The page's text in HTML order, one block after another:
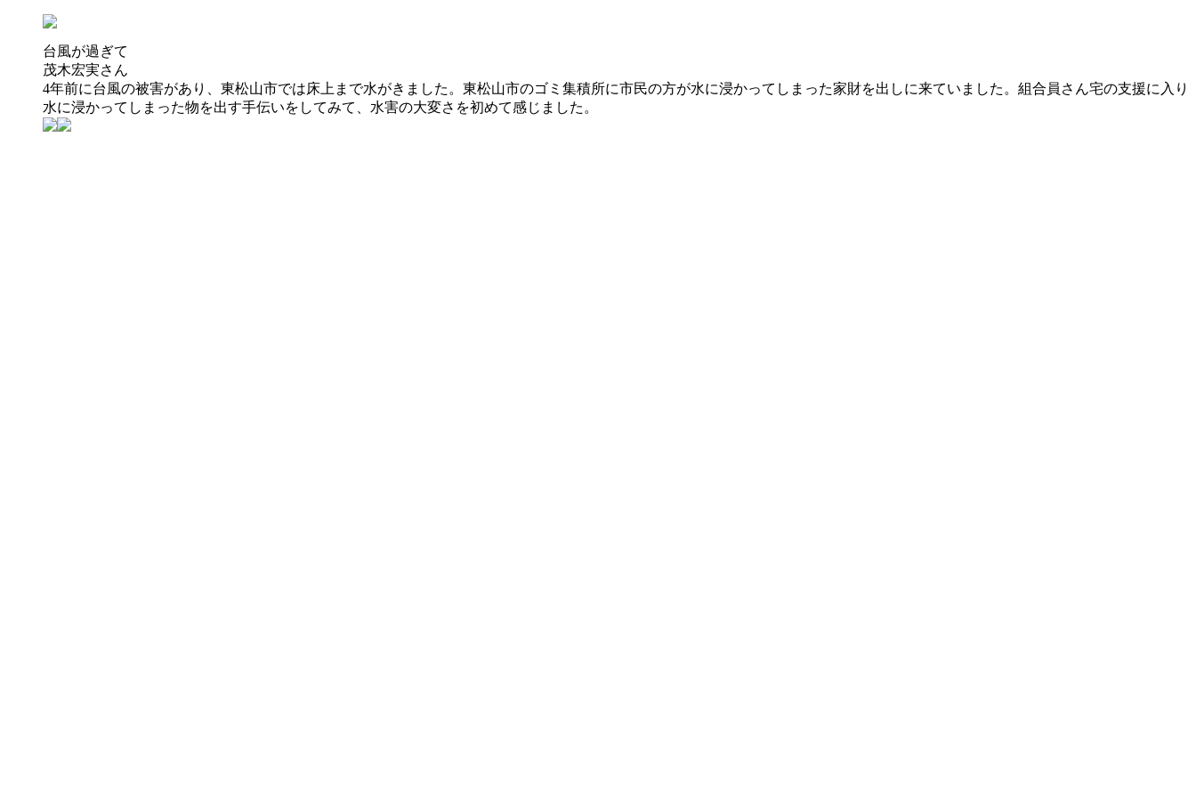
台風が過ぎて
茂木宏実さん
4年前に台風の被害があり、東松山市では床上まで水がきました。東松山市のゴミ集積所に市民の方が水に浸かってしまった家財を出しに来ていました。組合員さん宅の支援に入り
水に浸かってしまった物を出す手伝いをしてみて、水害の大変さを初めて感じました。